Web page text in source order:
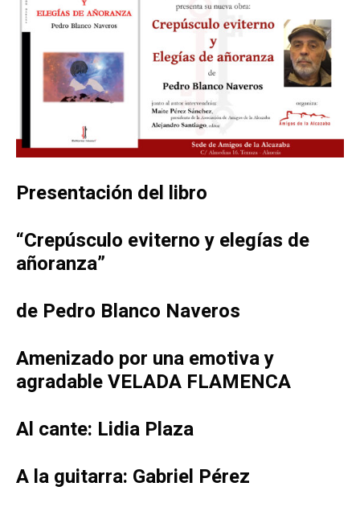
Presentación del libro
“Crepúsculo eviterno y elegías de
añoranza”
de Pedro Blanco Naveros
Amenizado por una emotiva y
agradable VELADA FLAMENCA
Al cante: Lidia Plaza
A la guitarra: Gabriel Pérez